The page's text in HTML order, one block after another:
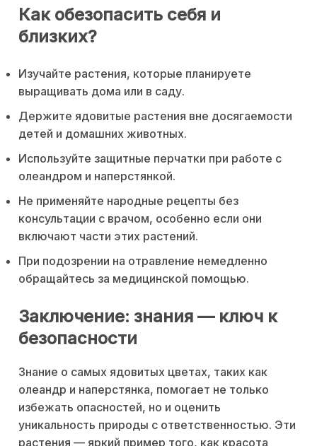
Как обезопасить себя и
близких?
Изучайте растения, которые планируете
выращивать дома или в саду.
Держите ядовитые растения вне досягаемости
детей и домашних животных.
Используйте защитные перчатки при работе с
олеандром и наперстянкой.
Не применяйте народные рецепты без
консультации с врачом, особенно если они
включают части этих растений.
При подозрении на отравление немедленно
обращайтесь за медицинской помощью.
Заключение: знания — ключ к
безопасности
Знание о самых ядовитых цветах, таких как
олеандр и наперстянка, помогает не только
избежать опасностей, но и оценить
уникальность природы с ответственностью. Эти
растения — яркий пример того, как красота